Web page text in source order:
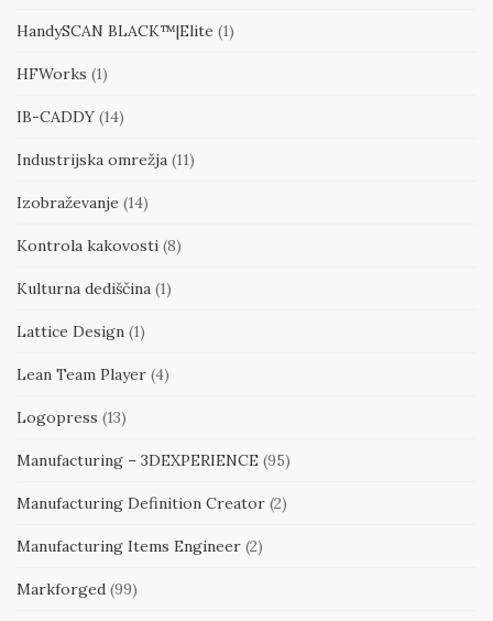
HandySCAN BLACK™|Elite (1)
HFWorks (1)
IB-CADDY (14)
Industrijska omrežja (11)
Izobraževanje (14)
Kontrola kakovosti (8)
Kulturna dediščina (1)
Lattice Design (1)
Lean Team Player (4)
Logopress (13)
Manufacturing – 3DEXPERIENCE (95)
Manufacturing Definition Creator (2)
Manufacturing Items Engineer (2)
Markforged (99)